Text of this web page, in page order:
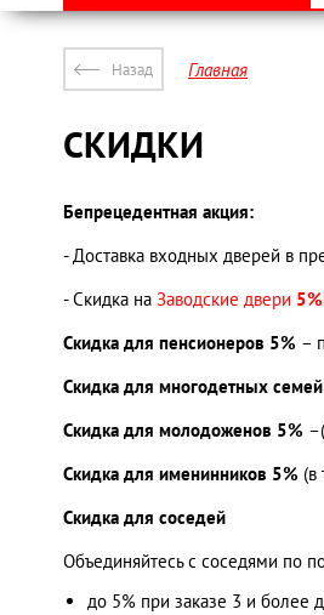
Назад Главная
СКИДКИ
Бепрецедентная акция:
- Доставка входных дверей в
- Скидка на Заводские двери
Скидка для пенсионеров 5% –
Скидка для многодетных
Скидка для молодоженов 5%
Скидка для именинников 5% (в
Скидка для соседей
Объединяйтесь с соседями по
до 5% при заказе 3 и более